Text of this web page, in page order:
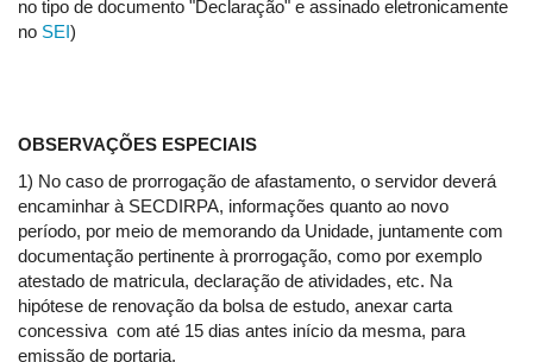
no tipo de documento "Declaração" e assinado eletronicamente
no SEI)
OBSERVAÇÕES ESPECIAIS
1) No caso de prorrogação de afastamento, o servidor deverá
encaminhar à SECDIRPA, informações quanto ao novo
período, por meio de memorando da Unidade, juntamente com
documentação pertinente à prorrogação, como por exemplo
atestado de matricula, declaração de atividades, etc. Na
hipótese de renovação da bolsa de estudo, anexar carta
concessiva com até 15 dias antes início da mesma, para
emissão de portaria.